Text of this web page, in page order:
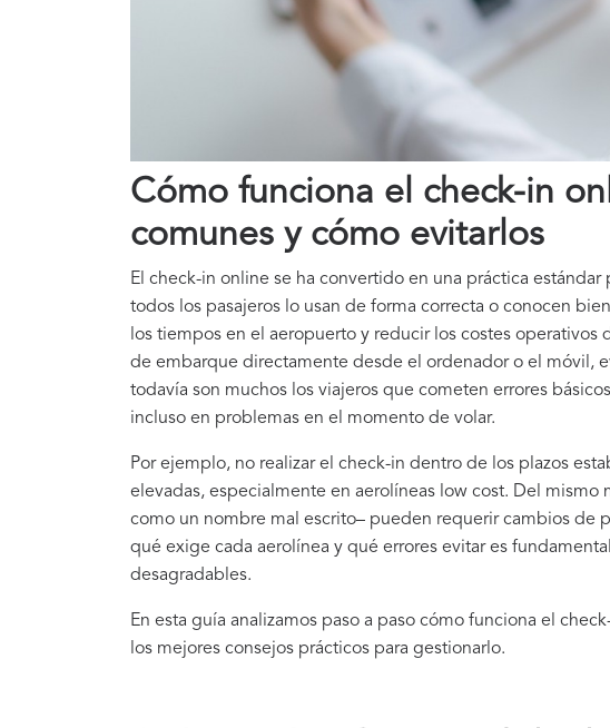
Cómo funciona el check-in
comunes y cómo evitarlos
El check-in online se ha convertido en una práctica estándar
todos los pasajeros lo usan de forma correcta o conocen
los tiempos en el aeropuerto y reducir los costes operativos
de embarque directamente desde el ordenador o el móvil,
todavía son muchos los viajeros que cometen errores
incluso en problemas en el momento de volar.
Por ejemplo, no realizar el check-in dentro de los plazos
elevadas, especialmente en aerolíneas low cost. Del mismo
como un nombre mal escrito– pueden requerir cambios de
qué exige cada aerolínea y qué errores evitar es
desagradables.
En esta guía analizamos paso a paso cómo funciona el
los mejores consejos prácticos para gestionarlo.